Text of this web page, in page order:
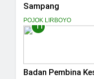
Sampang
POJOK LIRBOYO
11
Badan Pembina